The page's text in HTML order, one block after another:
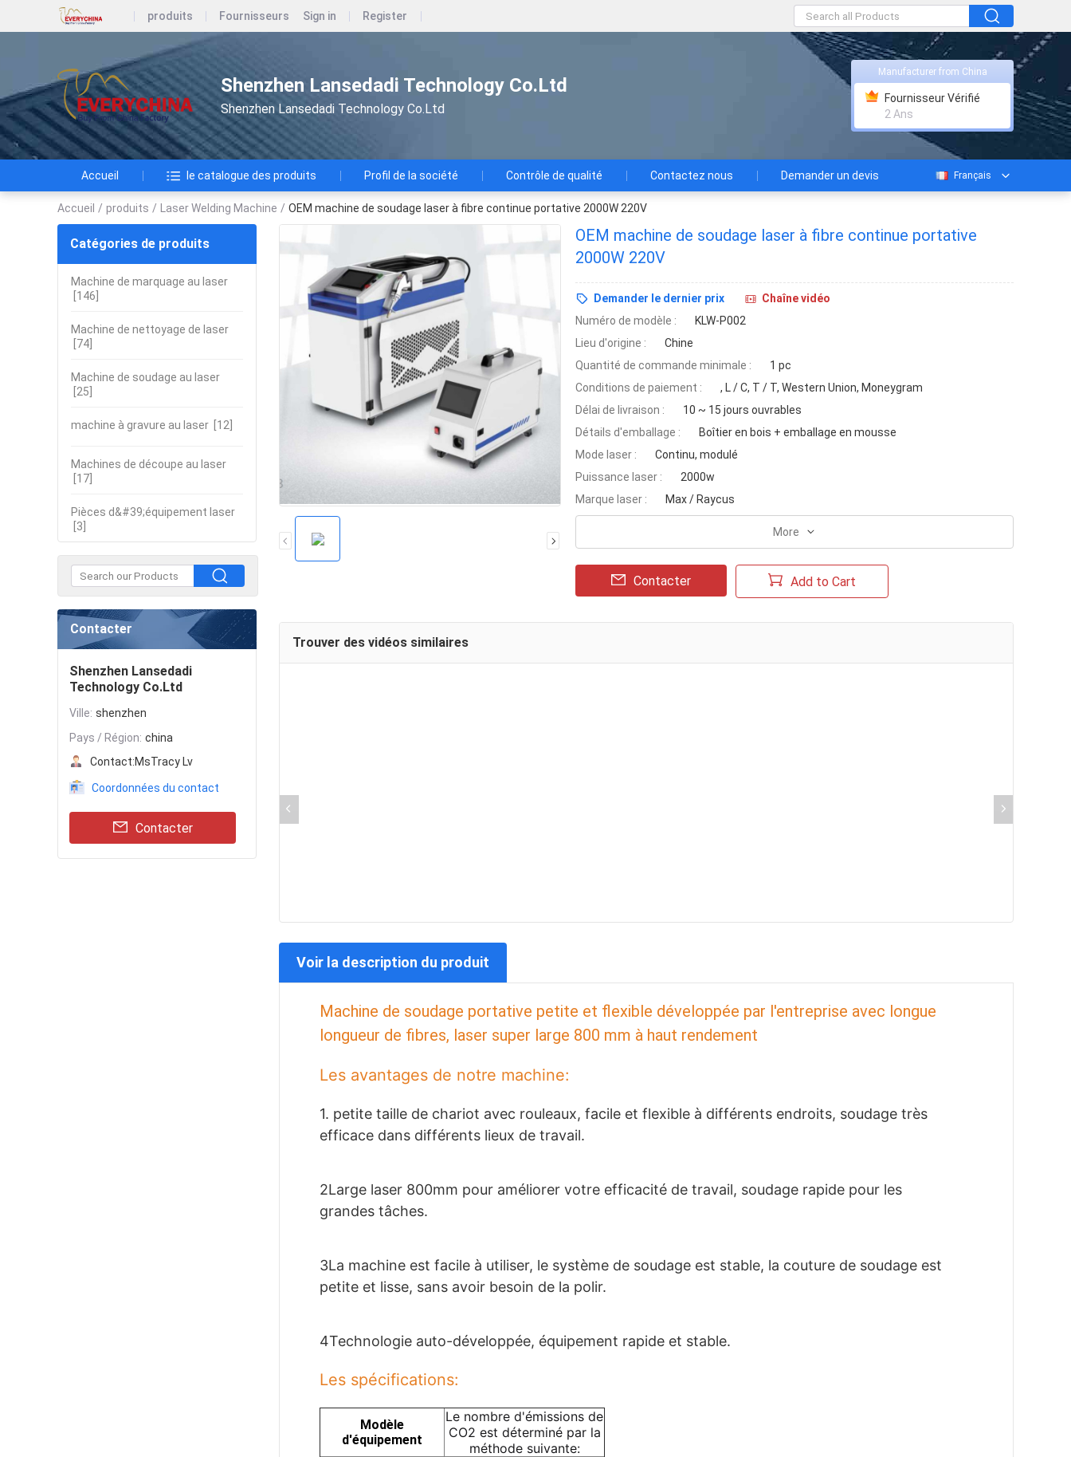
produits Fournisseurs Sign in Register
Shenzhen Lansedadi Technology Co.Ltd
Shenzhen Lansedadi Technology Co.Ltd
Manufacturer from China
Fournisseur Vérifié
2 Ans
Accueil le catalogue des produits Profil de la société Contrôle de qualité Contactez nous Demander un devis Français
Accueil / produits / Laser Welding Machine / OEM machine de soudage laser à fibre continue portative 2000W 220V
Catégories de produits
Machine de marquage au laser
[146]
Machine de nettoyage de laser
[74]
Machine de soudage au laser
[25]
machine à gravure au laser [12]
Machines de découpe au laser
[17]
Pièces d&#39;équipement laser
[3]
Contacter
Shenzhen Lansedadi
Technology Co.Ltd
Ville: shenzhen
Pays / Région: china
Contact:MsTracy Lv
Coordonnées du contact
Contacter
OEM machine de soudage laser à fibre continue portative
2000W 220V
Demander le dernier prix
Chaîne vidéo
Numéro de modèle :
KLW-P002
Lieu d'origine :
Chine
Quantité de commande minimale :
1 pc
Conditions de paiement :
, L / C, T / T, Western Union, Moneygram
Délai de livraison :
10 ~ 15 jours ouvrables
Détails d'emballage :
Boîtier en bois + emballage en mousse
Mode laser :
Continu, modulé
Puissance laser :
2000w
Marque laser :
Max / Raycus
More
Contacter Add to Cart
Trouver des vidéos similaires
Voir la description du produit
Machine de soudage portative petite et flexible développée par l'entreprise avec longue
longueur de fibres, laser super large 800 mm à haut rendement
Les avantages de notre machine:
1. petite taille de chariot avec rouleaux, facile et flexible à différents endroits, soudage très
efficace dans différents lieux de travail.
2Large laser 800mm pour améliorer votre efficacité de travail, soudage rapide pour les
grandes tâches.
3La machine est facile à utiliser, le système de soudage est stable, la couture de soudage est
petite et lisse, sans avoir besoin de la polir.
4Technologie auto-développée, équipement rapide et stable.
Les spécifications:
Modèle
d'équipement
Le nombre d'émissions de
CO2 est déterminé par la
méthode suivante: